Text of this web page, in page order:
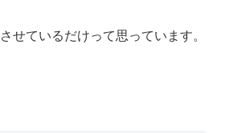
せているだけって思っています。